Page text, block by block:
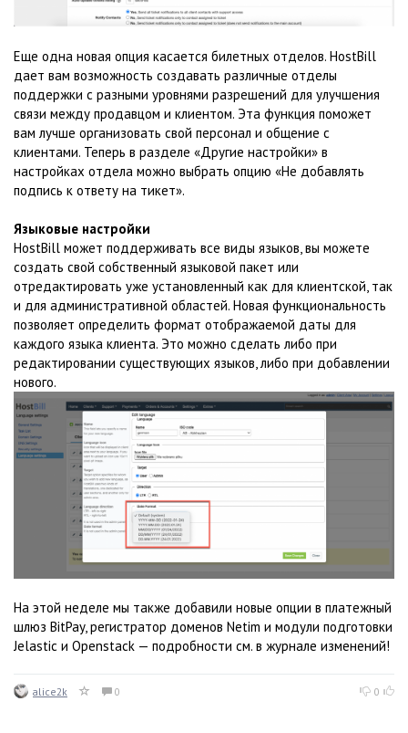
Еще одна новая опция касается билетных отделов. HostBill
дает вам возможность создавать различные отделы
поддержки с разными уровнями разрешений для улучшения
связи между продавцом и клиентом. Эта функция поможет
вам лучше организовать свой персонал и общение с
клиентами. Теперь в разделе «Другие настройки» в
настройках отдела можно выбрать опцию «Не добавлять
подпись к ответу на тикет».
Языковые настройки
HostBill может поддерживать все виды языков, вы можете
создать свой собственный языковой пакет или
отредактировать уже установленный как для клиентской, так
и для административной областей. Новая функциональность
позволяет определить формат отображаемой даты для
каждого языка клиента. Это можно сделать либо при
редактировании существующих языков, либо при добавлении
нового.
На этой неделе мы также добавили новые опции в платежный
шлюз BitPay, регистратор доменов Netim и модули подготовки
Jelastic и Openstack — подробности см. в журнале изменений!
alice2k 0 0